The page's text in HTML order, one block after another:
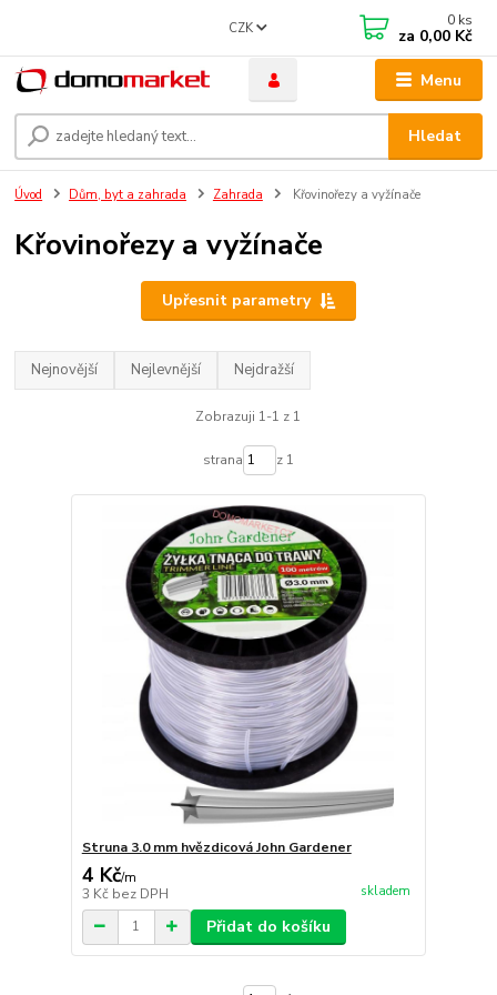
Menu
CZK
Hledat
0 ks
za 0,00 Kč
Úvod Dům, byt a zahrada Zahrada Křovinořezy a vyžínače
Křovinořezy a vyžínače
Upřesnit parametry
Nejnovější Nejlevnější Nejdražší
Zobrazuji 1-1 z 1
strana z 1
Struna 3.0 mm hvězdicová John Gardener
4 Kč/m
3 Kč bez DPH skladem
Přidat do košíku